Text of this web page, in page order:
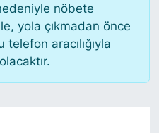
nöbete
yola çıkmadan önce
aracılığıyla